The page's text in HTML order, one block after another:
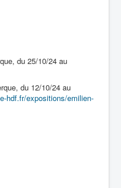
du 25/10/24 au
du 12/10/24 au
hdf.fr/expositions/emilien-